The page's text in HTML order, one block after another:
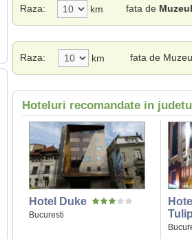
Raza: km fata de
Raza: km fata de
Hoteluri recomandate in
Hotel Duke
Bucuresti